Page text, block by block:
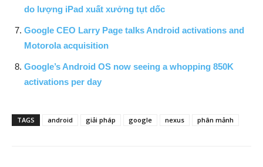
do lượng iPad xuất xưởng tụt dốc
Google CEO Larry Page talks Android activations and
Motorola acquisition
Google’s Android OS now seeing a whopping 850K
activations per day
TAGS android giải pháp google nexus phân mảnh